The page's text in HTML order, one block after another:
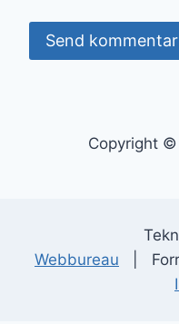
Copyright
Webbureau |